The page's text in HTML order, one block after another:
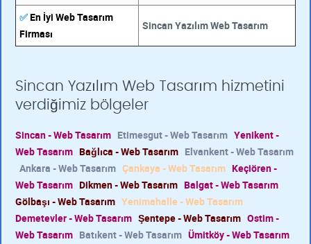
✅En İyi Web Tasarım
Firması
Sincan Yazılım Web Tasarım
Sincan Yazılım Web Tasarım hizmetini
verdiğimiz bölgeler
Sincan - Web Tasarım Etimesgut - Web Tasarım Yenikent -
Web Tasarım Bağlıca - Web Tasarım Elvankent - Web Tasarım
Ankara - Web Tasarım Çankaya - Web Tasarım Keçiören -
Web Tasarım Dikmen - Web Tasarım Balgat - Web Tasarım
Gölbaşı - Web Tasarım Yenimahalle - Web Tasarım
Demetevler - Web Tasarım Şentepe - Web Tasarım Ostim -
Web Tasarım Batıkent - Web Tasarım Ümitköy - Web Tasarım